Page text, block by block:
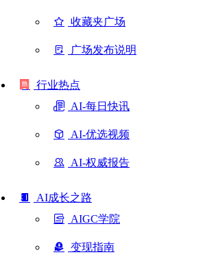
收藏夹广场
广场发布说明
行业热点
AI-每日快讯
AI-优选视频
AI-权威报告
AI成长之路
AIGC学院
变现指南